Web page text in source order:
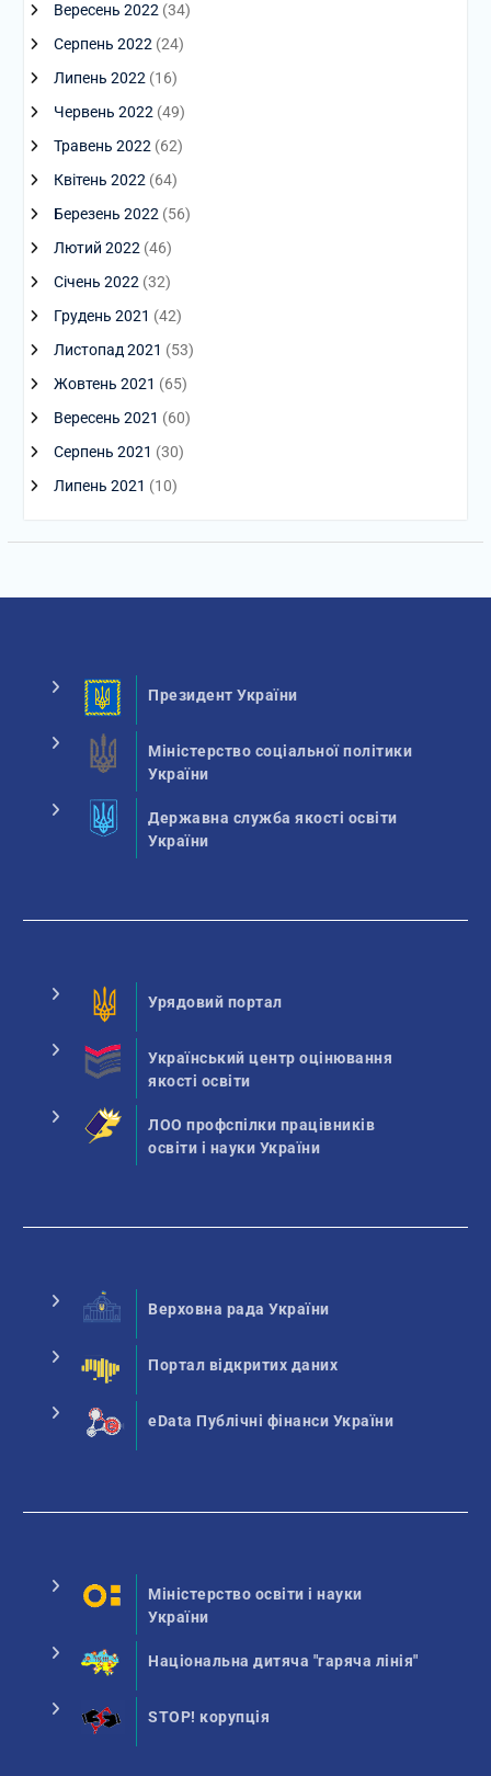
Вересень 2022 (34)
Серпень 2022 (24)
Липень 2022 (16)
Червень 2022 (49)
Травень 2022 (62)
Квітень 2022 (64)
Березень 2022 (56)
Лютий 2022 (46)
Січень 2022 (32)
Грудень 2021 (42)
Листопад 2021 (53)
Жовтень 2021 (65)
Вересень 2021 (60)
Серпень 2021 (30)
Липень 2021 (10)
Президент України
Міністерство соціальної політики
України
Державна служба якості освіти
України
Урядовий портал
Український центр оцінювання
якості освіти
ЛОО профспілки працівників
освіти і науки України
Верховна рада України
Портал відкритих даних
eData Публічні фінанси України
Міністерство освіти і науки
України
Національна дитяча "гаряча лінія"
STOP! корупція